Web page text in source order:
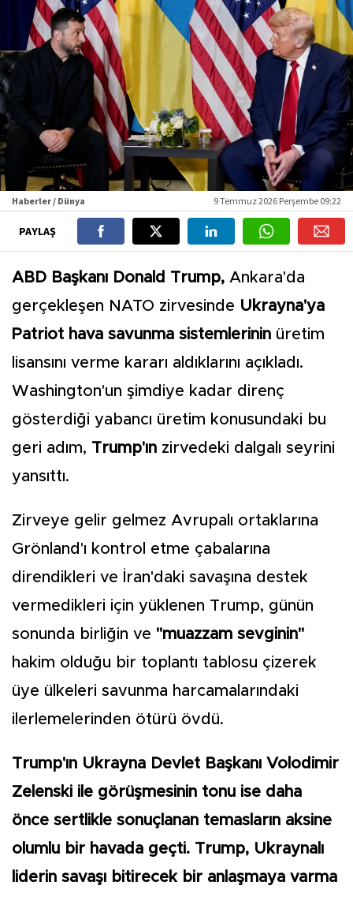
Haberler / Dünya 9 Temmuz 2026 Perşembe 09:22
PAYLAŞ
ABD Başkanı Donald Trump, Ankara'da
gerçekleşen NATO zirvesinde Ukrayna'ya
Patriot hava savunma sistemlerinin üretim
lisansını verme kararı aldıklarını açıkladı.
Washington'un şimdiye kadar direnç
gösterdiği yabancı üretim konusundaki bu
geri adım, Trump'ın zirvedeki dalgalı seyrini
yansıttı.
Zirveye gelir gelmez Avrupalı ortaklarına
Grönland'ı kontrol etme çabalarına
direndikleri ve İran'daki savaşına destek
vermedikleri için yüklenen Trump, günün
sonunda birliğin ve "muazzam sevginin"
hakim olduğu bir toplantı tablosu çizerek
üye ülkeleri savunma harcamalarındaki
ilerlemelerinden ötürü övdü.
Trump'ın Ukrayna Devlet Başkanı Volodimir
Zelenski ile görüşmesinin tonu ise daha
önce sertlikle sonuçlanan temasların aksine
olumlu bir havada geçti. Trump, Ukraynalı
liderin savaşı bitirecek bir anlaşmaya varma